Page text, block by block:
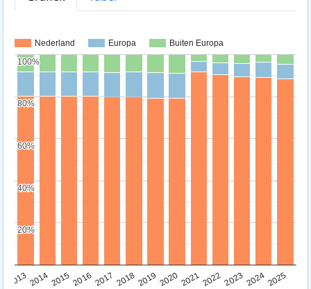
Nederland Europa Buiten Europa
20132014201520162017 20182019 202020212022202320242025
20%
20%
40%
40%
60%
60%
80%
80%
100%
100%